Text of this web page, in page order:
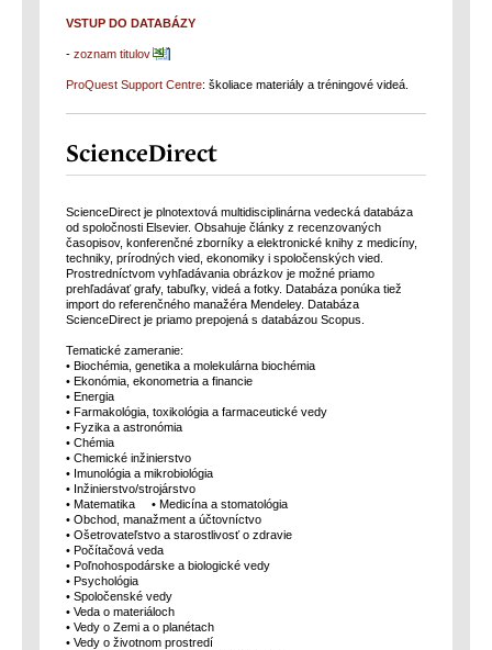
VSTUP DO DATABÁZY
- zoznam titulov
ProQuest Support Centre: školiace materiály a tréningové videá.
ScienceDirect
ScienceDirect je plnotextová multidisciplinárna vedecká databáza
od spoločnosti Elsevier. Obsahuje články z recenzovaných
časopisov, konferenčné zborníky a elektronické knihy z medicíny,
techniky, prírodných vied, ekonomiky i spoločenských vied.
Prostredníctvom vyhľadávania obrázkov je možné priamo
prehľadávať grafy, tabuľky, videá a fotky. Databáza ponúka tiež
import do referenčného manažéra Mendeley. Databáza
ScienceDirect je priamo prepojená s databázou Scopus.
Tematické zameranie:
• Biochémia, genetika a molekulárna biochémia
• Ekonómia, ekonometria a financie
• Energia
• Farmakológia, toxikológia a farmaceutické vedy
• Fyzika a astronómia
• Chémia
• Chemické inžinierstvo
• Imunológia a mikrobiológia
• Inžinierstvo/strojárstvo
• Matematika • Medicína a stomatológia
• Obchod, manažment a účtovníctvo
• Ošetrovateľstvo a starostlivosť o zdravie
• Počítačová veda
• Poľnohospodárske a biologické vedy
• Psychológia
• Spoločenské vedy
• Veda o materiáloch
• Vedy o Zemi a o planétach
• Vedy o životnom prostredí